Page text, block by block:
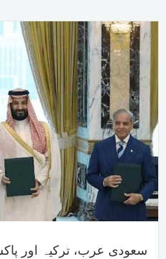
سعودی عرب، ترکیہ اور